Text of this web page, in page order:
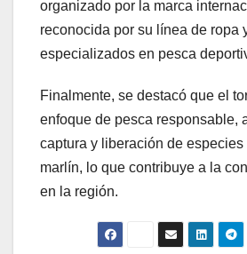
organizado por la marca
reconocida por su línea de ropa
especializados en pesca
Finalmente, se destacó que el
enfoque de pesca responsable,
captura y liberación de especies
marlín, lo que contribuye a la
en la región.